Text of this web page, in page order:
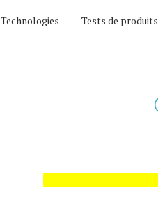
Technologies Tests de produits